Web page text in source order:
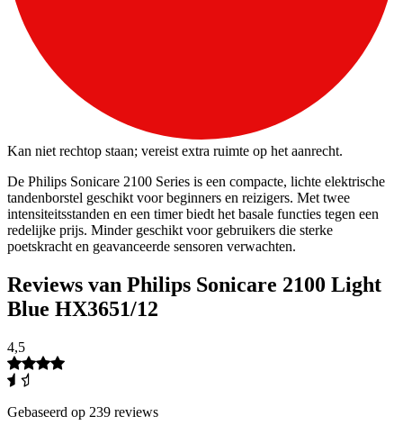
Kan niet rechtop staan; vereist extra ruimte op het aanrecht.
De Philips Sonicare 2100 Series is een compacte, lichte elektrische
tandenborstel geschikt voor beginners en reizigers. Met twee
intensiteitsstanden en een timer biedt het basale functies tegen een
redelijke prijs. Minder geschikt voor gebruikers die sterke
poetskracht en geavanceerde sensoren verwachten.
Reviews van Philips Sonicare 2100 Light
Blue HX3651/12
4,5
Gebaseerd op 239 reviews